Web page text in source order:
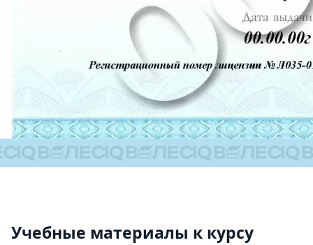
Учебные материалы к курсу